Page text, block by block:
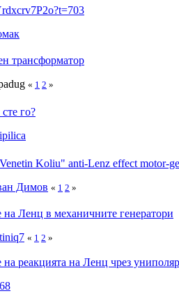
трансформатор
« 1 2 »
го?
Koliu" anti-Lenz effect motor-
Димов « 1 2 »
на Ленц в механичните генератори
« 1 2 »
на реакцията на Ленц чрез